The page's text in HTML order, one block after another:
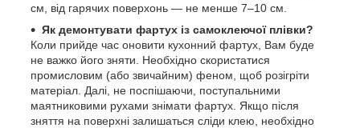
см, від гарячих поверхонь — не менше 7–10 см.
Як демонтувати фартух із самоклеючої плівки?
Коли прийде час оновити кухонний фартух, Вам буде
не важко його зняти. Необхідно скористатися
промисловим (або звичайним) феном, щоб розігріти
матеріал. Далі, не поспішаючи, поступальними
маятниковими рухами знімати фартух. Якщо після
зняття на поверхні залишаться сліди клею, необхідно